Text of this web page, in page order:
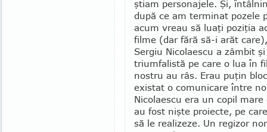
ştiam personajele. Şi,
după ce am terminat pozele
acum vreau să luaţi poziţia
filme (dar fără să-i arăt
Sergiu Nicolaescu a zâmbit
triumfalistă pe care o lua în
nostru au râs. Erau puţin
existat o comunicare între
Nicolaescu era un copil
au fost nişte pro­iecte, pe
să le realizeze. Un regizor